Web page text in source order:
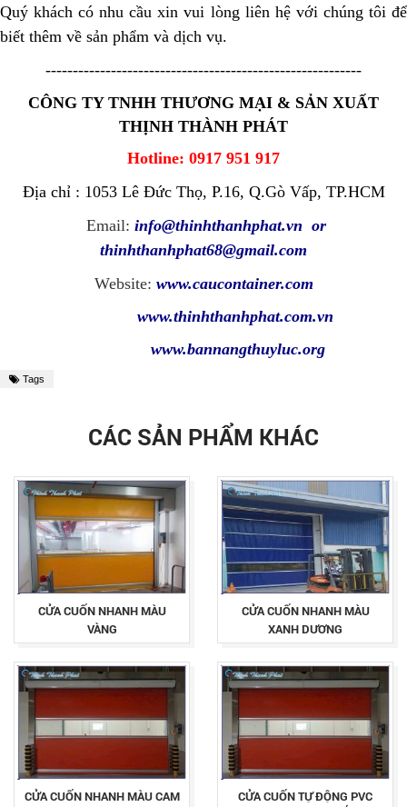
Quý khách có nhu cầu xin vui lòng liên hệ với chúng tôi để
biết thêm về sản phẩm và dịch vụ.
----------------------------------------------------------
CÔNG TY TNHH THƯƠNG MẠI & SẢN XUẤT
THỊNH THÀNH PHÁT
Hotline: 0917 951 917
Địa chỉ : 1053 Lê Đức Thọ, P.16, Q.Gò Vấp, TP.HCM
Email: info@thinhthanhphat.vn or
thinhthanhphat68@gmail.com
Website: www.caucontainer.com
www.thinhthanhphat.com.vn
www.bannangthuyluc.org
Tags
CÁC SẢN PHẨM KHÁC
CỬA CUỐN NHANH MÀU
VÀNG
CỬA CUỐN NHANH MÀU
XANH DƯƠNG
CỬA CUỐN NHANH MÀU CAM
CỬA CUỐN TỰ ĐỘNG PVC